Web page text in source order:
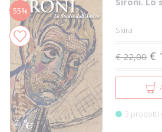
55%
Skira
€ 22,00 €
3 prodotti